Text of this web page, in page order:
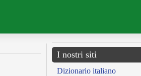
I nostri siti
Dizionario italiano